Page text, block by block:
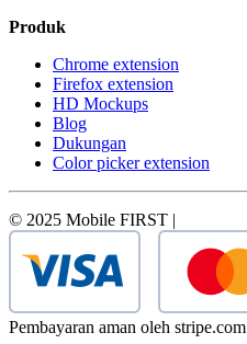
Produk
Chrome extension
Firefox extension
HD Mockups
Blog
Dukungan
Color picker extension
© 2025 Mobile FIRST |
Pembayaran aman oleh stripe.com